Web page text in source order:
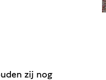
zij nog